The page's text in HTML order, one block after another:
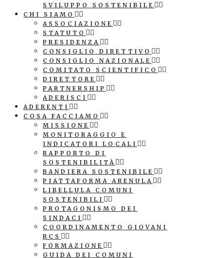
SVILUPPO SOSTENIBILE
CHI SIAMO
ASSOCIAZIONE
STATUTO
PRESIDENZA
CONSIGLIO DIRETTIVO
CONSIGLIO NAZIONALE
COMITATO SCIENTIFICO
DIRETTORE
PARTNERSHIP
ADERISCI
ADERENTI
COSA FACCIAMO
MISSIONE
MONITORAGGIO E
INDICATORI LOCALI
RAPPORTO DI
SOSTENIBILITÀ
BANDIERA SOSTENIBILE
PIATTAFORMA ARENULA
LIBELLULA COMUNI
SOSTENIBILI
PROTAGONISMO DEI
SINDACI
COORDINAMENTO GIOVANI
RCS
FORMAZIONE
GUIDA DEI COMUNI